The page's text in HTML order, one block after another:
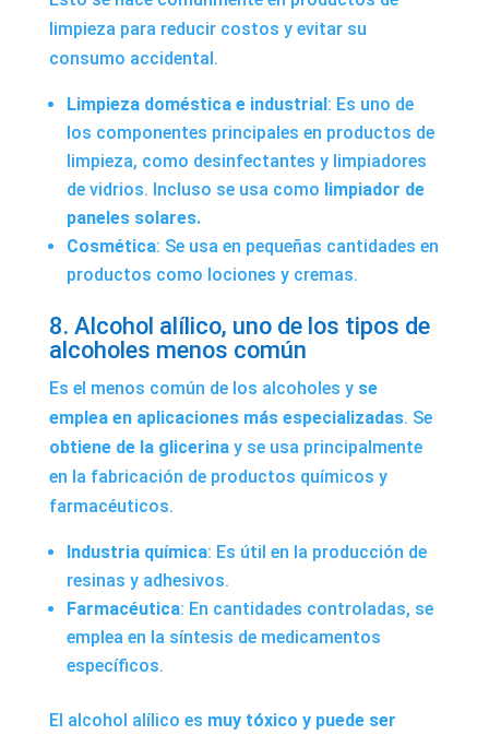
limpieza para reducir costos y evitar su
consumo accidental.
Limpieza doméstica e industrial : Es uno de
los componentes principales en productos de
limpieza, como desinfectantes y limpiadores
de vidrios. Incluso se usa como limpiador de
paneles solares.
Cosmética: Se usa en pequeñas cantidades en
productos como lociones y cremas.
8. Alcohol alílico, uno de los tipos de
alcoholes menos común
Es el menos común de los alcoholes y se
emplea en aplicaciones más especializadas. Se
obtiene de la glicerinay se usa principalmente
en la fabricación de productos químicos y
farmacéuticos.
Industria química: Es útil en la producción de
resinas y adhesivos.
Farmacéutica: En cantidades controladas, se
emplea en la síntesis de medicamentos
específicos.
El alcohol alílico es muy tóxico y puede ser